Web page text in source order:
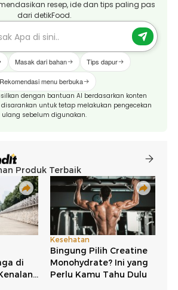
resep, ide dan tips paling pas
dari detikFood.
Masak dari bahan Tips dapur
Rekomendasi menu berbuka
dengan bantuan AI berdasarkan konten
disarankan untuk tetap melakukan pengecekan
ulang sebelum digunakan.